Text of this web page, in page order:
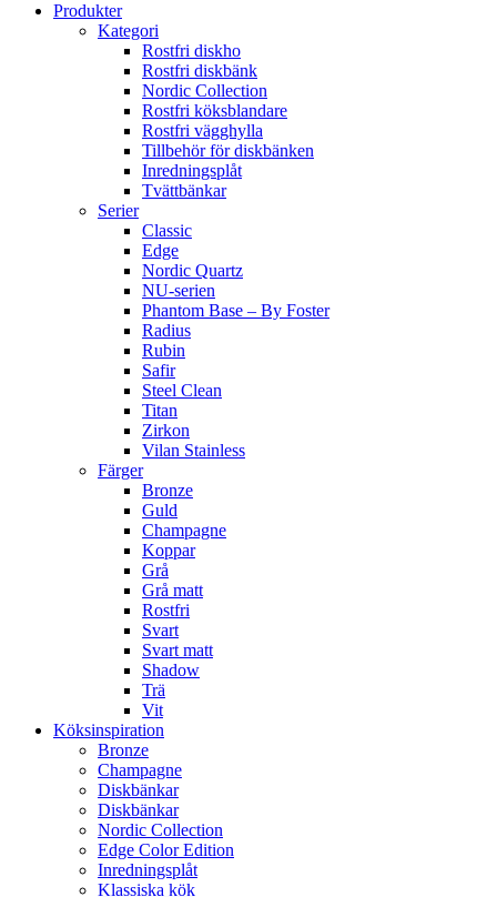
Produkter
Kategori
Rostfri diskho
Rostfri diskbänk
Nordic Collection
Rostfri köksblandare
Rostfri vägghylla
Tillbehör för diskbänken
Inredningsplåt
Tvättbänkar
Serier
Classic
Edge
Nordic Quartz
NU-serien
Phantom Base – By Foster
Radius
Rubin
Safir
Steel Clean
Titan
Zirkon
Vilan Stainless
Färger
Bronze
Guld
Champagne
Koppar
Grå
Grå matt
Rostfri
Svart
Svart matt
Shadow
Trä
Vit
Köksinspiration
Bronze
Champagne
Diskbänkar
Diskbänkar
Nordic Collection
Edge Color Edition
Inredningsplåt
Klassiska kök